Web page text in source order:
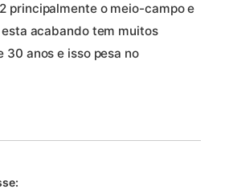
principalmente o meio-campo e
acabando tem muitos
30 anos e isso pesa no